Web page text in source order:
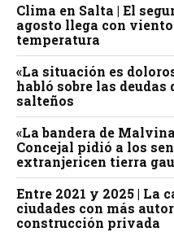
Clima en Salta | El
agosto llega con
temperatura
«La situación es
habló sobre las deudas
salteños
«La bandera de
Concejal pidió a los
extranjericen tierra
Entre 2021 y 2025 | La
ciudades con más
construcción privada